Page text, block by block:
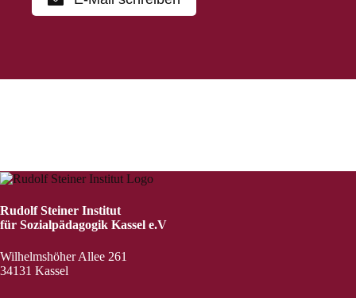
Rudolf Steiner Institut
für Sozialpädagogik Kassel e.V
Wilhelmshöher Allee 261
34131 Kassel